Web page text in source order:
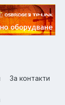
За контакти